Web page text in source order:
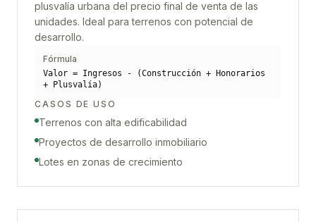
plusvalía urbana del precio final de venta de las
unidades. Ideal para terrenos con potencial de
desarrollo.
Fórmula
Valor = Ingresos - (Construcción + Honorarios
+ Plusvalía)
CASOS DE USO
Terrenos con alta edificabilidad
Proyectos de desarrollo inmobiliario
Lotes en zonas de crecimiento